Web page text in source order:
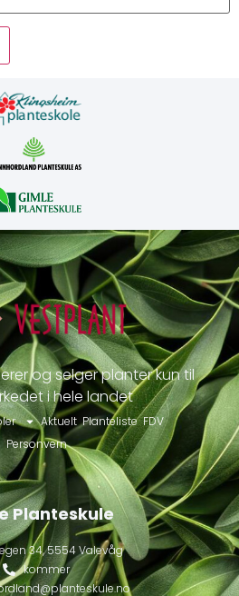
og selger planter kun til
i hele landet
Aktuelt Planteliste FDV
Personvern
Planteskule
34, 5554 Valevåg
kommer